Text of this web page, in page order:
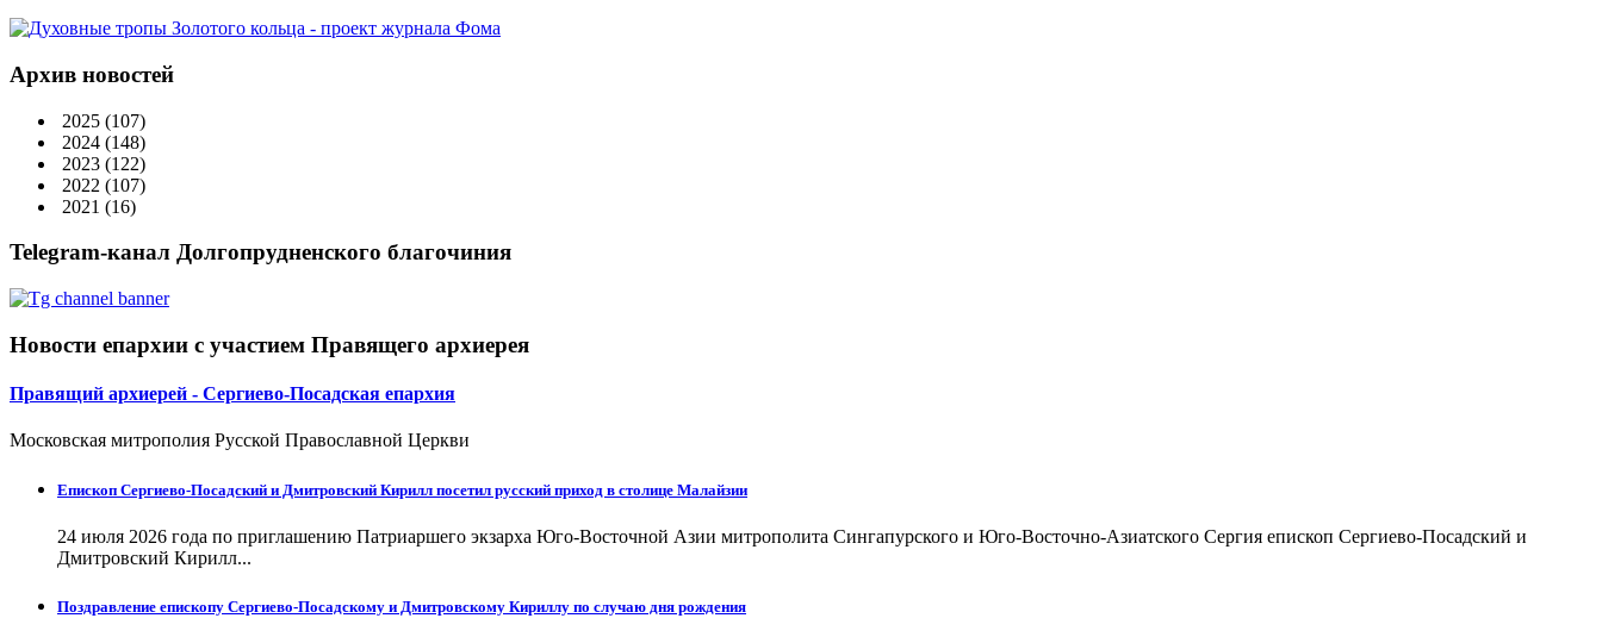
Архив новостей
2025 (107)
2024 (148)
2023 (122)
2022 (107)
2021 (16)
Telegram-канал Долгопрудненского благочиния
Новости епархии с участием Правящего архиерея
Правящий архиерей - Сергиево-Посадская епархия
Московская митрополия Русской Православной Церкви
Епископ Сергиево-Посадский и Дмитровский Кирилл посетил русский приход в столице Малайзии
24 июля 2026 года по приглашению Патриаршего экзарха Юго-Восточной Азии митрополита Сингапурского и Юго-Восточно-Азиатского Сергия епископ Сергиево-Посадский и
Дмитровский Кирилл...
Поздравление епископу Сергиево-Посадскому и Дмитровскому Кириллу по случаю дня рождения